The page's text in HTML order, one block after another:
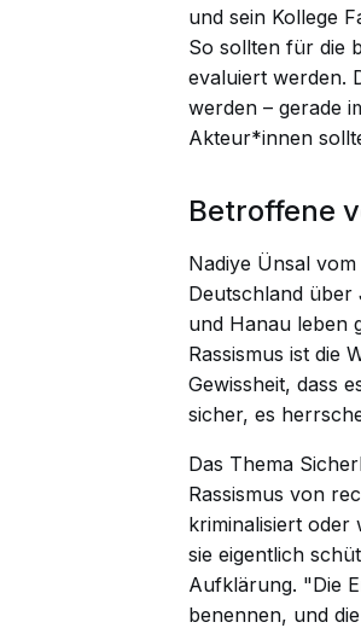
und sein Kollege
So sollten für die
evaluiert werden.
werden – gerade
Akteur*innen
Betroffene
Nadiye Ünsal
Deutschland über
und Hanau leben
Rassismus ist die
Gewissheit, dass
sicher, es
Das Thema
Rassismus von
kriminalisiert oder
sie eigentlich
Aufklärung. "Die
benennen, und